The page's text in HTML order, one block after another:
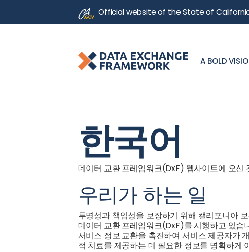
CA.govOfficial website of theState of
A BOLD
한국어
데이터 교환 프레임워크(DxF) 웹사이트에 오신
우리가 하는 일
투명성과 책임성을 보장하기 위해 캘리포니아
데이터 교환 프레임워크(DxF)를 시행하고 있습
서비스 정보 교환을 촉진하여 서비스 제공자가
적 치료를 제공하는 데 필요한 정보를 명확하게